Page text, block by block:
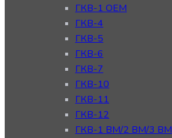
ГКВ-1 OEM
ГКВ-4
ГКВ-5
ГКВ-6
ГКВ-7
ГКВ-10
ГКВ-11
ГКВ-12
ГКВ-1 ВМ/2 ВМ/3 ВМ